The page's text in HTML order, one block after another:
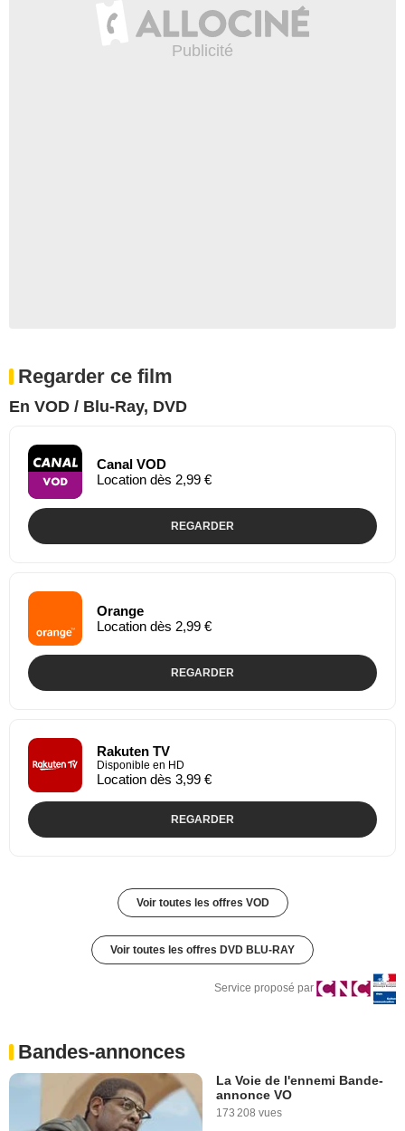
Regarder ce film
En VOD / Blu-Ray, DVD
Canal VOD
Location dès 2,99 €
REGARDER
Orange
Location dès 2,99 €
REGARDER
Rakuten TV
Disponible en HD
Location dès 3,99 €
REGARDER
Voir toutes les offres VOD
Voir toutes les offres DVD BLU-RAY
Service proposé par
Bandes-annonces
La Voie de l'ennemi Bande-
annonce VO
173 208 vues